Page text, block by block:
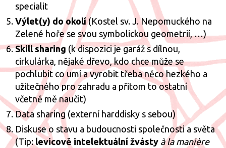
specialit
Výlet(y) do okolí (Kostel sv. J. Nepomuckého na
Zelené hoře se svou symbolickou geometrií, …)
Skill sharing (k dispozici je garáž s dílnou,
cirkulárka, nějaké dřevo, kdo chce může se
pochlubit co umí a vyrobit třeba něco hezkého a
užitečného pro zahradu a přitom to ostatní
včetně mě naučit)
Data sharing (externí harddisky s sebou)
Diskuse o stavu a budoucnosti společnosti a světa
(Tip: levicově intelektuální žvásty à la manière